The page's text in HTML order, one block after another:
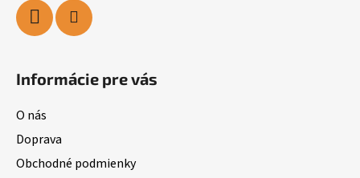
Informácie pre vás
O nás
Doprava
Obchodné podmienky